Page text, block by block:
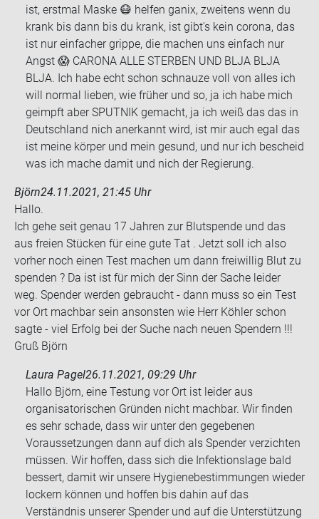
ist, erst­mal Maske 😷 hel­fen ganix, zwei­tens wenn du
krank bis dann bis du krank, ist gibt's kein co­ro­na, das
ist nur ein­fa­cher grip­pe, die ma­chen uns ein­fach nur
Angst 😱 CA­RO­NA ALLE STER­BEN UND BLJA BLJA
BLJA. Ich habe echt schon schnau­ze voll von alles ich
will nor­mal lie­ben, wie frü­her und so, ja ich habe mich
ge­impft aber SPUT­NIK ge­macht, ja ich weiß das das in
Deutsch­land nich an­er­kannt wird, ist mir auch egal das
ist meine kör­per und mein ge­sund, und nur ich be­scheid
was ich mache damit und nich der Re­gie­rung.
Björn24.11.2021, 21:45 Uhr
Hallo.
Ich gehe seit genau 17 Jah­ren zur Blut­spen­de und das
aus frei­en Stü­cken für eine gute Tat . Jetzt soll ich also
vor­her noch einen Test ma­chen um dann frei­wil­lig Blut zu
spen­den ? Da ist ist für mich der Sinn der Sache lei­der
weg. Spen­der wer­den ge­braucht - dann muss so ein Test
vor Ort mach­bar sein an­sons­ten wie Herr Köh­ler schon
sagte - viel Er­folg bei der Suche nach neuen Spen­dern !!!
Gruß Björn
Laura Pagel26.11.2021, 09:29 Uhr
Hallo Björn, eine Testung vor Ort ist leider aus
organisatorischen Gründen nicht machbar. Wir finden
es sehr schade, dass wir unter den gegebenen
Voraussetzungen dann auf dich als Spender verzichten
müssen. Wir hoffen, dass sich die Infektionslage bald
bessert, damit wir unsere Hygienebestimmungen wieder
lockern können und hoffen bis dahin auf das
Verständnis unserer Spender und auf die Unterstützung